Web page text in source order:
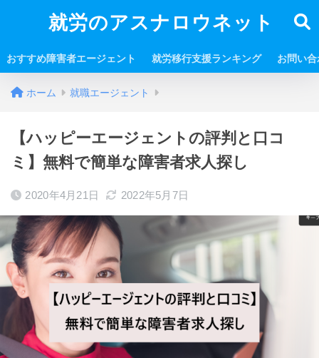
就労のアスナロウネット
おすすめ障害者エージェント 就労移行支援ランキング お問い
ホーム 就職エージェント
【ハッピーエージェントの評判と口コ
ミ】無料で簡単な障害者求人探し
2020年4月21日 2022年5月7日